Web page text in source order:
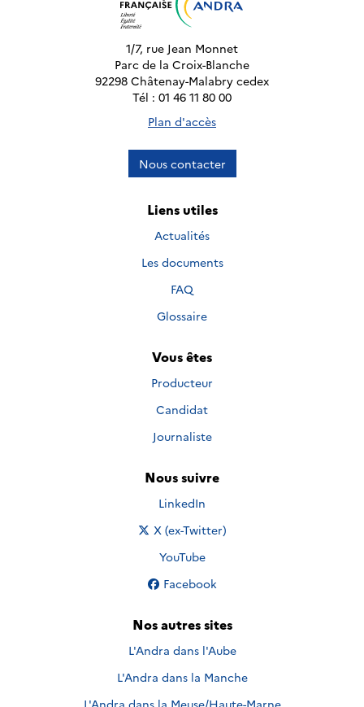
1/7, rue Jean Monnet
Parc de la Croix-Blanche
92298 Châtenay-Malabry cedex
Tél : 01 46 11 80 00
Plan d'accès
Nous contacter
Liens utiles
Actualités
Les documents
FAQ
Glossaire
Vous êtes
Producteur
Candidat
Journaliste
Nous suivre
Nous suivre sur
LinkedIn
Nous suivre sur
X (ex-Twitter)
Nous suivre sur
YouTube
Nous suivre sur
Facebook
Nos autres sites
L'Andra dans l'Aube
L'Andra dans la Manche
L'Andra dans la Meuse/Haute-Marne